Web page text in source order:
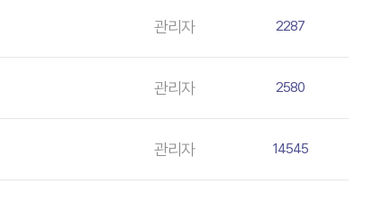
관리자 2287
관리자 2580
관리자 14545